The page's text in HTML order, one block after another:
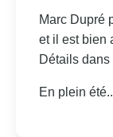
Marc Dupré
et il est
Détails
En plein